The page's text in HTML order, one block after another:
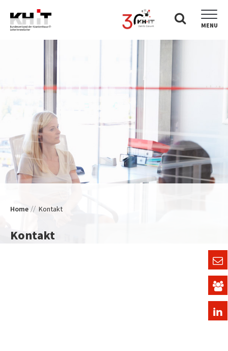
MENU
Home Kontakt
Kontakt